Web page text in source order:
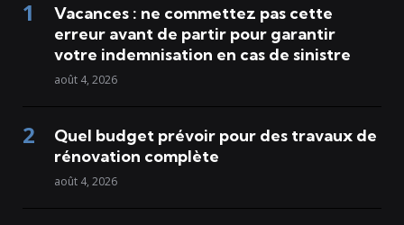
Vacances : ne commettez pas cette
erreur avant de partir pour garantir
votre indemnisation en cas de sinistre
août 4, 2026
Quel budget prévoir pour des travaux de
rénovation complète
août 4, 2026